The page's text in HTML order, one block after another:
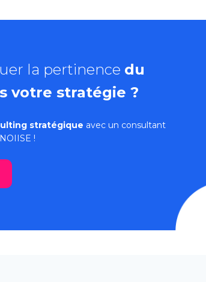
la pertinence du
votre stratégie ?
stratégique avec un consultant
!